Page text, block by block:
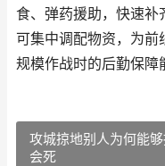
食、弹药援助，快速补
可集中调配物资，为前
规模作战时的后勤保障
攻城掠地别人为何能
会死